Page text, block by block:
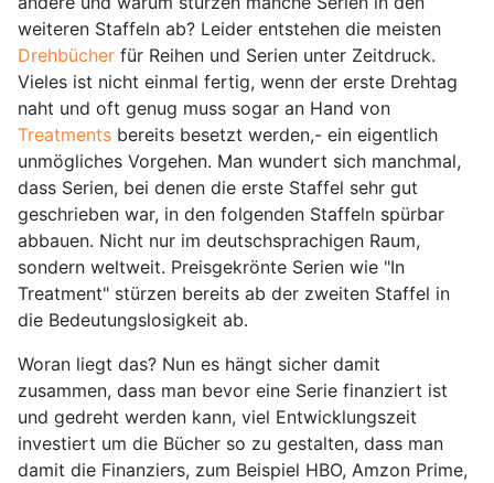
weiteren Staffeln ab? Leider entstehen die meisten
Drehbücher für Reihen und Serien unter Zeitdruck.
Vieles ist nicht einmal fertig, wenn der erste Drehtag
naht und oft genug muss sogar an Hand von
Treatments bereits besetzt werden,- ein eigentlich
unmögliches Vorgehen. Man wundert sich manchmal,
dass Serien, bei denen die erste Staffel sehr gut
geschrieben war, in den folgenden Staffeln spürbar
abbauen. Nicht nur im deutschsprachigen Raum,
sondern weltweit. Preisgekrönte Serien wie "In
Treatment" stürzen bereits ab der zweiten Staffel in
die Bedeutungslosigkeit ab.
Woran liegt das? Nun es hängt sicher damit
zusammen, dass man bevor eine Serie finanziert ist
und gedreht werden kann, viel Entwicklungszeit
investiert um die Bücher so zu gestalten, dass man
damit die Finanziers, zum Beispiel HBO, Amzon Prime,